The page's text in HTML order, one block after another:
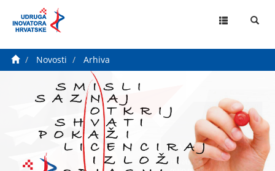
MENU
Novosti Arhiva